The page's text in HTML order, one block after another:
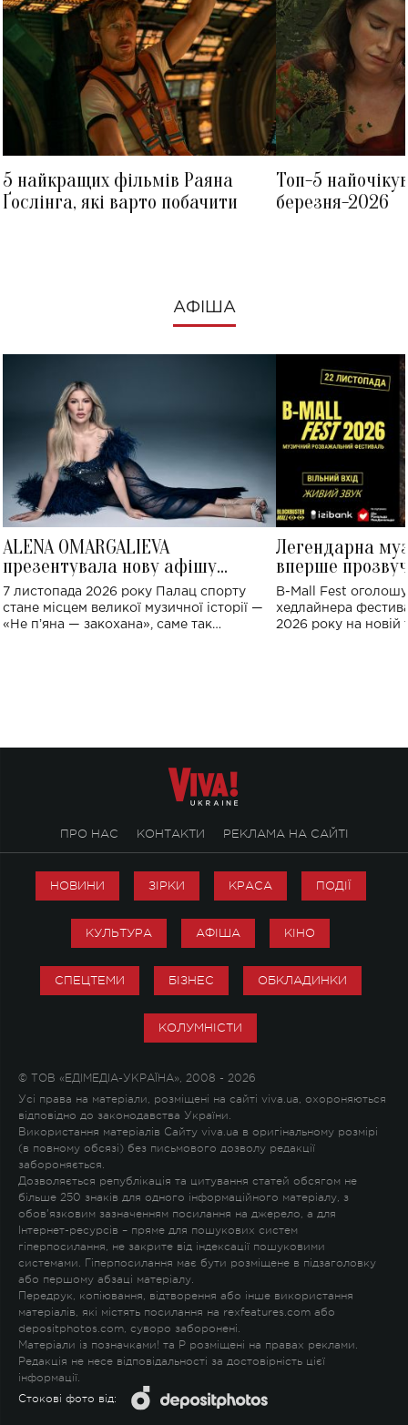
5 найкращих фільмів Раяна
Ґослінга, які варто побачити
Топ-5
березня-2026
АФІША
ALENA OMARGALIEVA
презентувала нову афішу
великого концерту в Палаці
спорту
7 листопада 2026 року Палац спорту
стане місцем великої музичної історії —
«Не пʼяна — закохана», саме так
Легендарна
вперше
Україні: де
B-Mall Fest
хедлайнера
2026 року на новій
ПРО НАС КОНТАКТИ РЕКЛАМА НА САЙТІ
НОВИНИ ЗІРКИ КРАСА ПОДІЇ
КУЛЬТУРА АФІША КІНО
СПЕЦТЕМИ БІЗНЕС ОБКЛАДИНКИ
КОЛУМНІСТИ
© ТОВ «ЕДІМЕДІА-УКРАЇНА», 2008 - 2026
Усі права на матеріали, розміщені на сайті viva.ua, охороняються
відповідно до законодавства України.
Використання матеріалів Сайту viva.ua в оригінальному розмірі
(в повному обсязі) без письмового дозволу редакції
забороняється.
Дозволяється републікація та цитування статей обсягом не
більше 250 знаків для одного інформаційного матеріалу, з
обов'язковим зазначенням посилання на джерело, а для
Інтернет-ресурсів – пряме для пошукових систем
гіперпосилання, не закрите від індексації пошуковими
системами. Гіперпосилання має бути розміщене в підзаголовку
або першому абзаці матеріалу.
Передрук, копіювання, відтворення або інше використання
матеріалів, які містять посилання на rexfeatures.com або
depositphotos.com, суворо заборонені.
Матеріали із позначками! та P розміщені на правах реклами.
Редакція не несе відповідальності за достовірність цієї
інформації.
Стокові фото від: